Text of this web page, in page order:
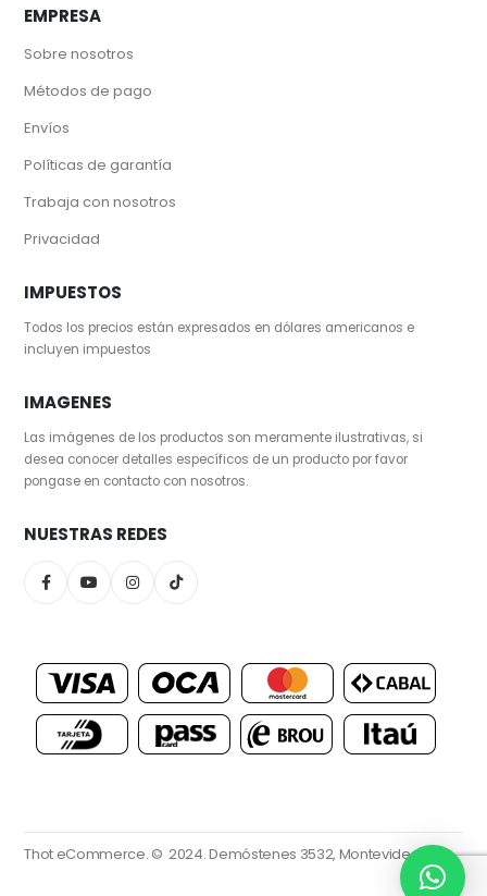
EMPRESA
Sobre nosotros
Métodos de pago
Envíos
Políticas de garantía
Trabaja con nosotros
Privacidad
IMPUESTOS
Todos los precios están expresados en dólares americanos e
incluyen impuestos
IMAGENES
Las imágenes de los productos son meramente ilustrativas, si
desea conocer detalles específicos de un producto por favor
pongase en contacto con nosotros.
NUESTRAS REDES
Thot eCommerce. © 2024.Demóstenes 3532, Montevideo.